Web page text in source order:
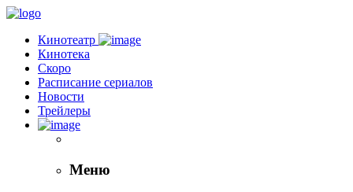
Кинотеатр
Кинотека
Скоро
Расписание сериалов
Новости
Трейлеры
Меню